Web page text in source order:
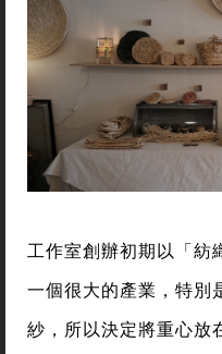
工作室創辦初期以「紡
一個很大的產業，特別
紗，所以決定將重心放